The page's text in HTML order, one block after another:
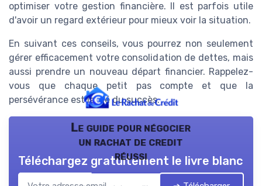
optimiser votre gestion financière. Il est parfois utile
d'avoir un regard extérieur pour mieux voir la situation.
En suivant ces conseils, vous pourrez non seulement
gérer efficacement votre consolidation de dettes, mais
aussi prendre un nouveau départ financier. Rappelez-
vous que chaque petit pas compte et que la
persévérance est la clé du succès.
Le guide pour négocier
un rachat de credit
réussi
Téléchargez gratuitement le livre blanc